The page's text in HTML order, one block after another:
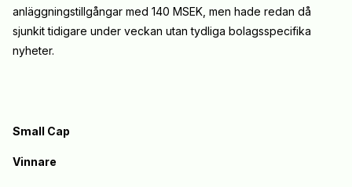
anläggningstillgångar med 140 MSEK, men hade redan då
sjunkit tidigare under veckan utan tydliga bolagsspecifika
nyheter.
Small Cap
Vinnare